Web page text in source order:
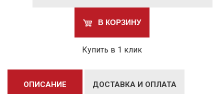
В КОРЗИНУ
Купить в 1 клик
ОПИСАНИЕ ДОСТАВКА И ОПЛАТА